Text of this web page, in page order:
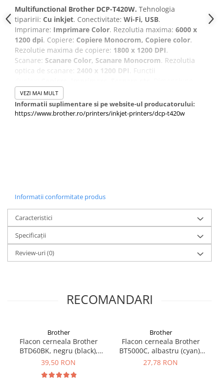
Multifunctional Brother DCP-T420W. Tehnologia
tiparirii: Cu inkjet. Conectivitate: Wi-Fi, USB.
Imprimare: Imprimare Color. Rezolutia maxima: 6000 x
1200 dpi. Copiere: Copiere Monocrom, Copiere color.
Rezolutie maxima de copiere: 1800 x 1200 DPI.
Scanare: Scanare Color, Scanare Monocrom. Rezolutia
optica de scanare: 2400 x 1200 DPI
. Functii
maxima hartie seria-A ISO:
VEZI MAI MULT
Informatii suplimentare si pe website-ul producatorului:
https://www.brother.ro/printers/inkjet-printers/dcp-t420w
Informatii conformitate produs
Caracteristici
Specificații
Review-uri(0)
RECOMANDARI
Brother
Flacon cerneala Brother
BTD60BK, negru (black),
original, 6500 pagini, 108
39,50 RON
Brother
Flacon cerneala Brother
BT5000C, albastru (cyan),
original, 5000 pagini, 48.8
27,78 RON